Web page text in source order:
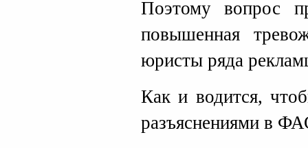
Поэтому
повышенная
юристы ряда
Как и водится,
разъяснениями в